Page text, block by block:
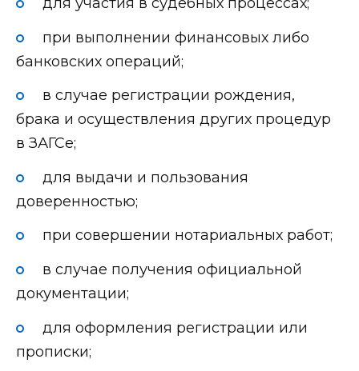
при выполнении финансовых либо
банковских операций;
в случае регистрации рождения,
брака и осуществления других процедур
в ЗАГСе;
для выдачи и пользования
доверенностью;
при совершении нотариальных работ;
в случае получения официальной
документации;
для оформления регистрации или
прописки;